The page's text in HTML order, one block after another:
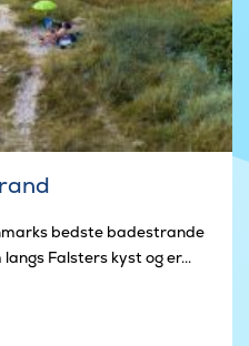
bedste badestrande
Falsters kyst og er...